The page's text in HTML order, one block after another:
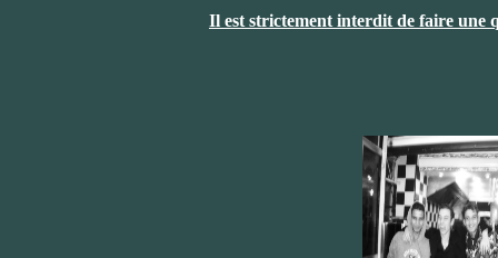
Il est strictement interdit de faire une